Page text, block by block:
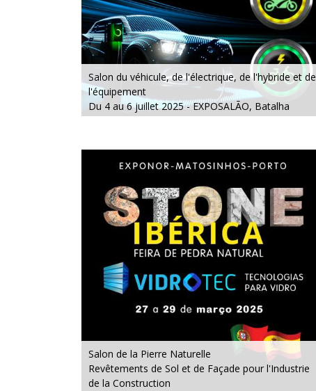
Salon du véhicule, de l'électrique, de l'hybride et de
l'équipement
Du 4 au 6 juillet 2025 - EXPOSALÃO, Batalha
Salon de la Pierre Naturelle
Revêtements de Sol et de Façade pour l'Industrie
de la Construction